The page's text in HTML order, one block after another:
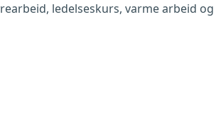
ledelseskurs, varme arbeid og